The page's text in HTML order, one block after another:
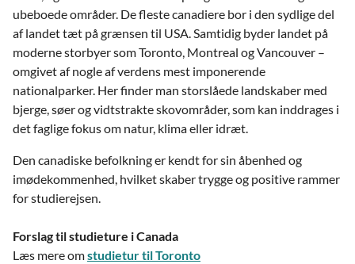
ubeboede områder. De fleste canadiere bor i den sydlige del
af landet tæt på grænsen til USA. Samtidig byder landet på
moderne storbyer som Toronto, Montreal og Vancouver –
omgivet af nogle af verdens mest imponerende
nationalparker. Her finder man storslåede landskaber med
bjerge, søer og vidtstrakte skovområder, som kan inddrages i
det faglige fokus om natur, klima eller idræt.
Den canadiske befolkning er kendt for sin åbenhed og
imødekommenhed, hvilket skaber trygge og positive rammer
for studierejsen.
Forslag til studieture i Canada
Læs mere omstudietur til Toronto